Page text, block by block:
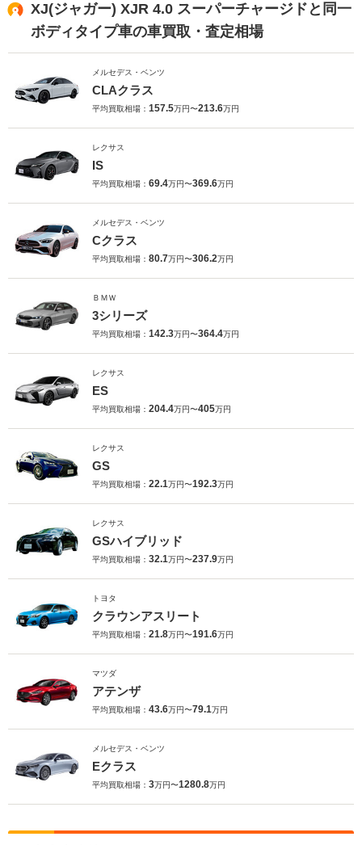
XJ(ジャガー) XJR 4.0 スーパーチャージドと同一
ボディタイプ車の車買取・査定相場
メルセデス・ベンツ
CLAクラス
平均買取相場： 157.5万円〜213.6万円
レクサス
IS
平均買取相場： 69.4万円〜369.6万円
メルセデス・ベンツ
Cクラス
平均買取相場： 80.7万円〜306.2万円
ＢＭＷ
3シリーズ
平均買取相場： 142.3万円〜364.4万円
レクサス
ES
平均買取相場： 204.4万円〜405万円
レクサス
GS
平均買取相場： 22.1万円〜192.3万円
レクサス
GSハイブリッド
平均買取相場： 32.1万円〜237.9万円
トヨタ
クラウンアスリート
平均買取相場： 21.8万円〜191.6万円
マツダ
アテンザ
平均買取相場： 43.6万円〜79.1万円
メルセデス・ベンツ
Eクラス
平均買取相場： 3万円〜1280.8万円